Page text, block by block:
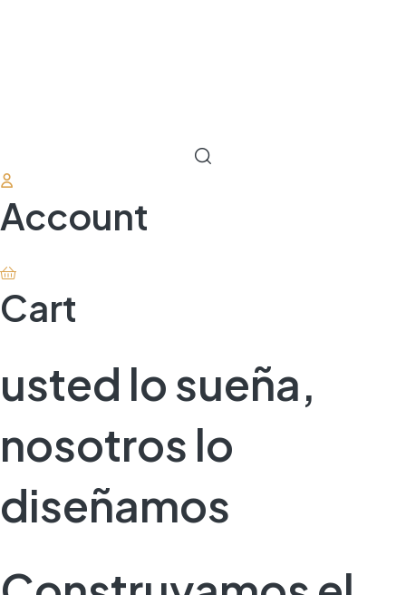
Account
Cart
usted lo sueña,
nosotros lo
diseñamos